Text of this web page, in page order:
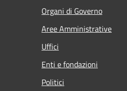
Organi di Governo
Aree Amministrative
Uffici
Enti e fondazioni
Politici